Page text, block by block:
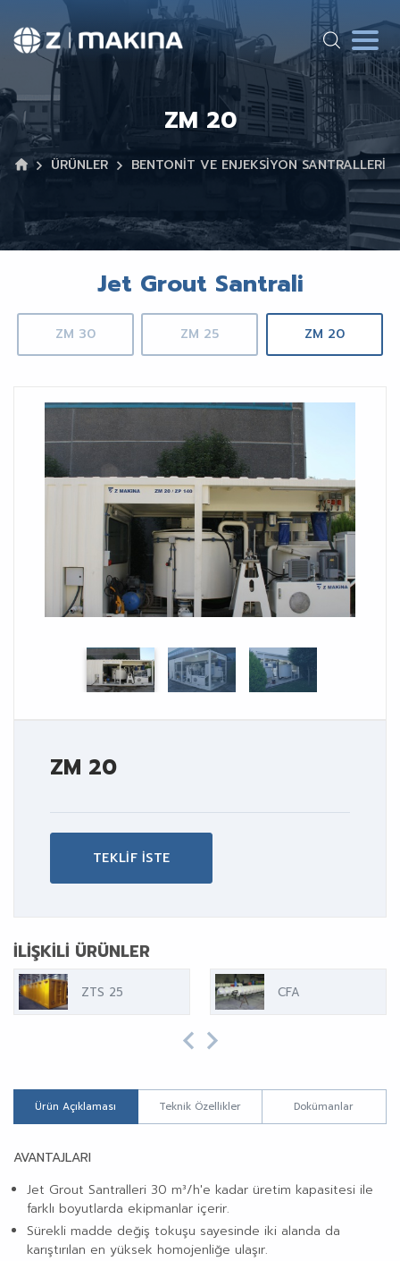
ZM 20
ÜRÜNLER BENTONİT VE ENJEKSİYON SANTRALLERİ
Jet Grout Santrali
ZM 30 ZM 25 ZM 20
ZM 20
TEKLİF İSTE
İLIŞKILI ÜRÜNLER
ZTS 25 CFA
Ürün Açıklaması Teknik Özellikler Dokümanlar
AVANTAJLARI
Jet Grout Santralleri 30 m³/h'e kadar üretim kapasitesi ile
farklı boyutlarda ekipmanlar içerir.
Sürekli madde değiş tokuşu sayesinde iki alanda da
karıştırılan en yüksek homojenliğe ulaşır.